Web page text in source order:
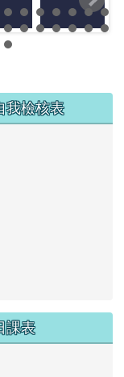
我檢核表
課表